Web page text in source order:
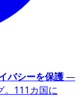
バシーを保護—
。111カ国に